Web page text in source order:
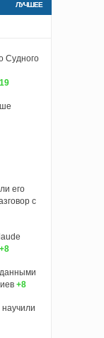
ЛУЧШЕЕ
Судного
его
с
+8
+8
научили